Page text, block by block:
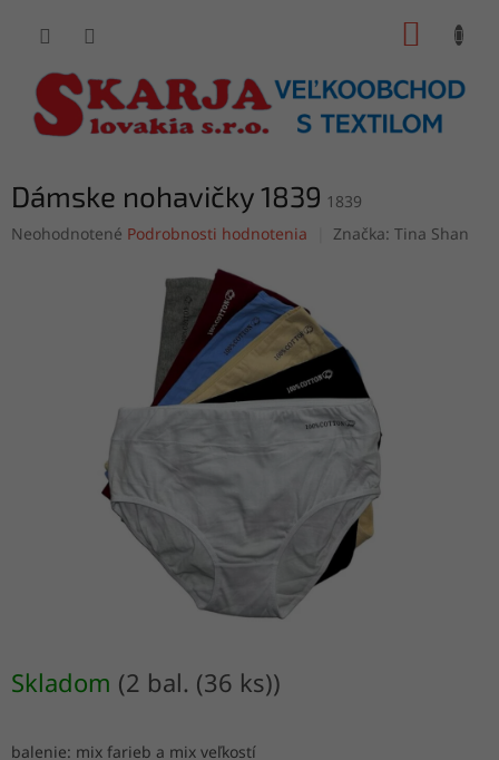
Dámske nohavičky 1839 1839
Priemerné
Neohodnotené Podrobnosti hodnotenia Značka: Tina Shan
Skladom (2 bal. (36 ks))
balenie: mix farieb a mix veľkostí